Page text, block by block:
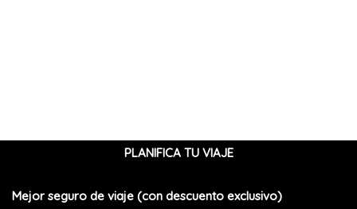
PLANIFICA TU VIAJE
Mejor seguro de viaje (con descuento exclusivo)